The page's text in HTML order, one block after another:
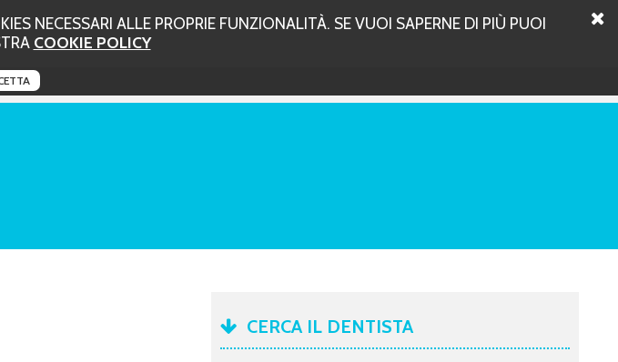
NECESSARI ALLE PROPRIE FUNZIONALITÀ. SE VUOI SAPERNE DI PIÙ PUOI
COOKIE POLICY
CERCA IL DENTISTA